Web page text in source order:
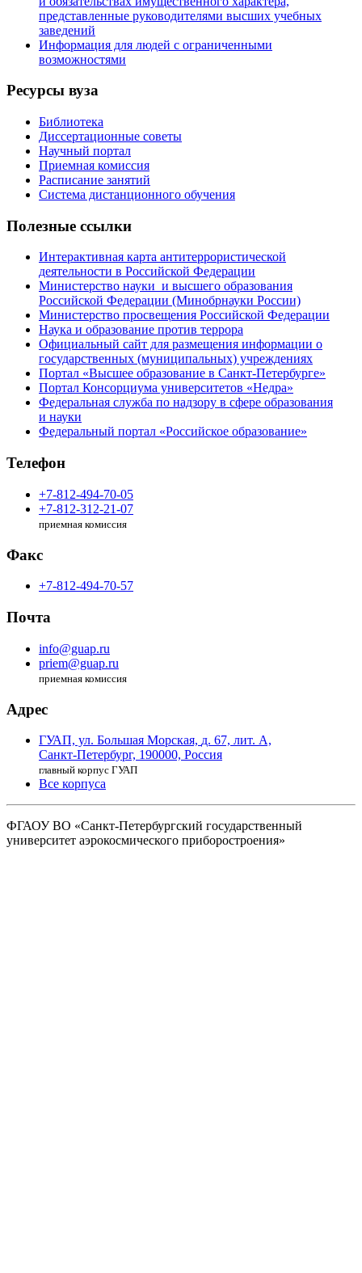
представленные руководителями высших учебных
заведений
Информация для людей с ограниченными
возможностями
Ресурсы вуза
Библиотека
Диссертационные советы
Научный портал
Приемная комиссия
Расписание занятий
Система дистанционного обучения
Полезные ссылки
Интерактивная карта антитеррористической
деятельности в Российской Федерации
Министерство науки и высшего образования
Российской Федерации (Минобрнауки России)
Министерство просвещения Российской Федерации
Наука и образование против террора
Официальный сайт для размещения информации о
государственных (муниципальных) учреждениях
Портал «Высшее образование в Санкт-Петербурге»
Портал Консорциума университетов «Недра»
Федеральная служба по надзору в сфере образования
и науки
Федеральный портал «Российское образование»
Телефон
+7-812-494-70-05
+7-812-312-21-07
приемная комиссия
Факс
+7-812-494-70-57
Почта
info@guap.ru
priem@guap.ru
приемная комиссия
Адрес
ГУАП, ул. Большая Морская, д. 67, лит. А,
Санкт-Петербург, 190000, Россия
главный корпус ГУАП
Все корпуса
ФГАОУ ВО «Санкт-Петербургский государственный
университет аэрокосмического приборостроения»